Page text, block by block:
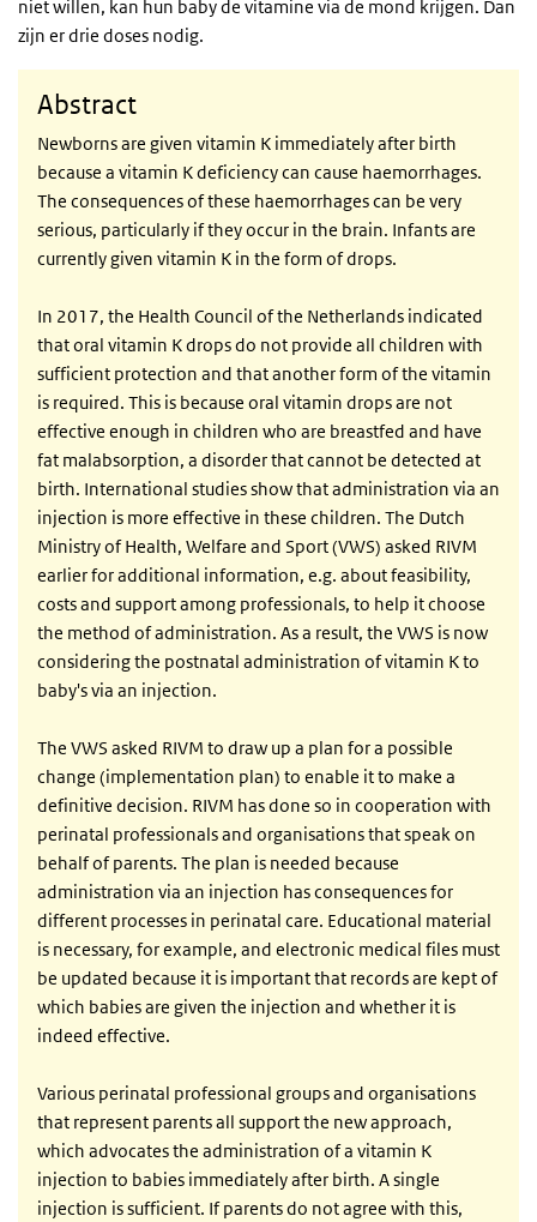
niet willen, kan hun baby de vitamine via de mond krijgen. Dan
zijn er drie doses nodig.
Abstract
Newborns are given vitamin K immediately after birth
because a vitamin K deficiency can cause haemorrhages.
The consequences of these haemorrhages can be very
serious, particularly if they occur in the brain. Infants are
currently given vitamin K in the form of drops.
In 2017, the Health Council of the Netherlands indicated
that oral vitamin K drops do not provide all children with
sufficient protection and that another form of the vitamin
is required. This is because oral vitamin drops are not
effective enough in children who are breastfed and have
fat malabsorption, a disorder that cannot be detected at
birth. International studies show that administration via an
injection is more effective in these children. The Dutch
Ministry of Health, Welfare and Sport (VWS) asked RIVM
earlier for additional information, e.g. about feasibility,
costs and support among professionals, to help it choose
the method of administration. As a result, the VWS is now
considering the postnatal administration of vitamin K to
baby's via an injection.
The VWS asked RIVM to draw up a plan for a possible
change (implementation plan) to enable it to make a
definitive decision. RIVM has done so in cooperation with
perinatal professionals and organisations that speak on
behalf of parents. The plan is needed because
administration via an injection has consequences for
different processes in perinatal care. Educational material
is necessary, for example, and electronic medical files must
be updated because it is important that records are kept of
which babies are given the injection and whether it is
indeed effective.
Various perinatal professional groups and organisations
that represent parents all support the new approach,
which advocates the administration of a vitamin K
injection to babies immediately after birth. A single
injection is sufficient. If parents do not agree with this,